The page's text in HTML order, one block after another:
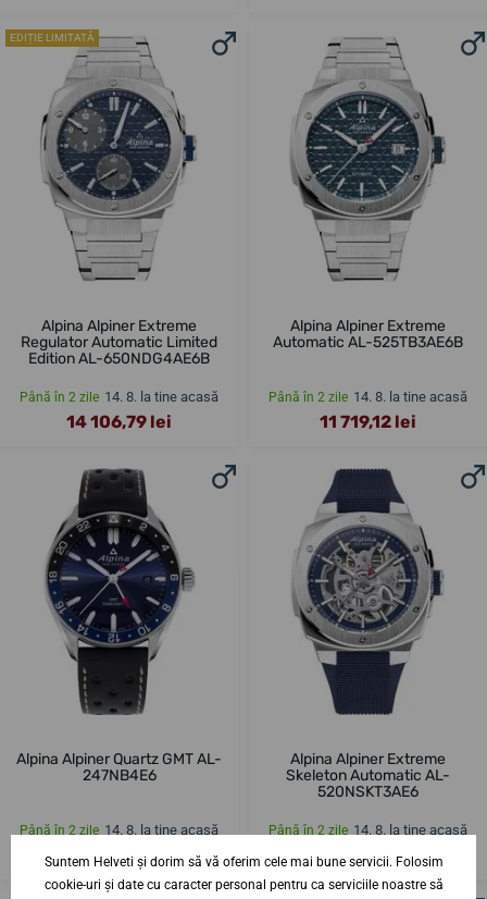
EDIȚIE LIMITATĂ
Alpina Alpiner Extreme
Regulator Automatic Limited
Edition AL-650NDG4AE6B
Până în 2 zile 14. 8. la tine acasă
14 106,79 lei
Alpina Alpiner Extreme
Automatic AL-525TB3AE6B
Până în 2 zile 14. 8. la tine acasă
11 719,12 lei
Alpina Alpiner Quartz GMT AL-
247NB4E6
Până în 2 zile 14. 8. la tine acasă
5 858,48 lei
Alpina Alpiner Extreme
Skeleton Automatic AL-
520NSKT3AE6
Până în 2 zile 14. 8. la tine acasă
13 564,14 lei
Suntem Helveti și dorim să vă oferim cele mai bune servicii. Folosim
cookie-uri și date cu caracter personal pentru ca serviciile noastre să